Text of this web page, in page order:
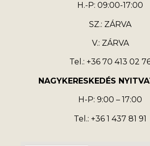
H.-P: 09:00-17:00
SZ.: ZÁRVA
V.: ZÁRVA
Tel.: +36 70 413 02
NAGYKERESKEDÉS
H-P: 9:00 – 17:00
Tel.: +36 1 437 81 91